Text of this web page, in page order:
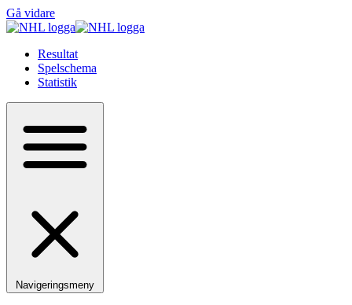
Gå vidare
Resultat
Spelschema
Statistik
Navigeringsmeny